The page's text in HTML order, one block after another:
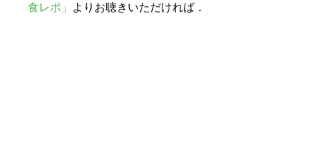
食レポ」
よりお聴きいただければ．